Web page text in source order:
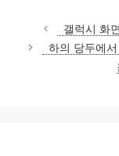
갤럭시 화
하의 당두에